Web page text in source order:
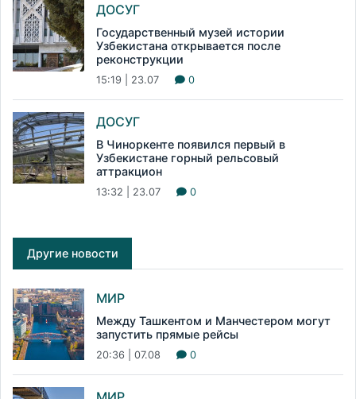
ДОСУГ
Государственный музей истории
Узбекистана открывается после
реконструкции
15:19 | 23.07 0
ДОСУГ
В Чиноркенте появился первый в
Узбекистане горный рельсовый
аттракцион
13:32 | 23.07 0
Другие новости
МИР
Между Ташкентом и Манчестером могут
запустить прямые рейсы
20:36 | 07.08 0